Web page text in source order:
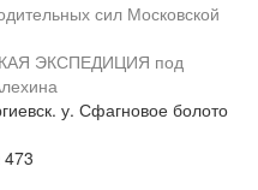
сил Московской
ЭКСПЕДИЦИЯ под
у. Сфагновое болото
473